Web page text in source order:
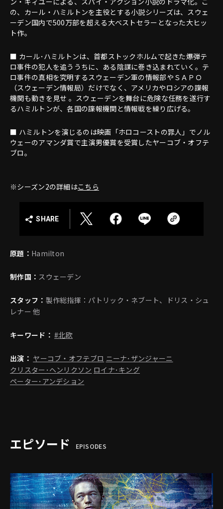
の、カール・ハミルトンを主役とする小説シリーズは、スウェ
ーデン国内で500万部を超える大ベストセラーとなった大ヒッ
ト作。
■ カール･ハミルトンは、首都ストックホルムで起きた爆弾テ
ロ事件の犯人を追ううちに、ある陰謀に巻き込まれていく。テ
ロ事件の真相を究明するスウェーデン軍の情報部やＳＡＰＯ
（スウェーデン情報局）だけでなく、アメリカやロシアの諜報
機関も動きを見せ 。スウェーデンを舞台に危険な任務を遂行す
るハミルトンが、各国の諜報機関と情報戦を繰り広げる。
■ ハミルトンを演じるのは映画「ホロコーストの罪人」でノル
ウェーのアマンダ賞で主演男優賞を受賞したヤーコブ・オフテ
ブロ。
※シーズン2の詳細はこちら
SHARE
原題： Hamilton
制作国： スウェーデン
スタッフ： 製作総指揮：パトリック・ネブート、ドリス・シュ
レナー 他
キーワード： #北欧
出演： ヤーコブ・オフテブロ ニーナ･ザンジャーニ
クリスター･ヘンリクソン ロイナ･キング
ペーター･アンデション
エピソード EPISODES